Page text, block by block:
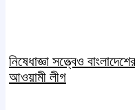
নিষেধাজ্ঞা সত্ত্বেও
আওয়ামী লীগ